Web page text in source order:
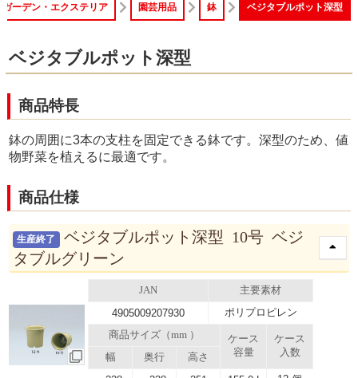
ガーデン・エクステリア 園芸用品 鉢 ベジタブルポット深型
ベジタブルポット深型
商品特長
鉢の周囲に3本の支柱を固定できる鉢です。深型のため、値
物野菜を植えるに最適です。
商品仕様
生産終了
ベジタブルポット深型 10号 ベジ
タブルグリーン
JAN 主要素材
4905009207930 ポリプロピレン
商品サイズ（mm ）
ケース
容量
ケース
入数
幅 奥行 高さ